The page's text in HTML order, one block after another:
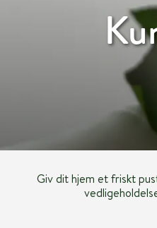
Giv dit hjem et friskt